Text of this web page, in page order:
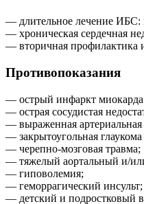
— длительное лечение ИБС:
— хроническая сердечная
— вторичная профилактика
Противопоказания
— острый инфаркт миокарда
— острая сосудистая
— выраженная артериальная
— закрытоугольная
— черепно-мозговая травма;
— тяжелый аортальный и/
— гиповолемия;
— геморрагический инсульт;
— детский и подростковый